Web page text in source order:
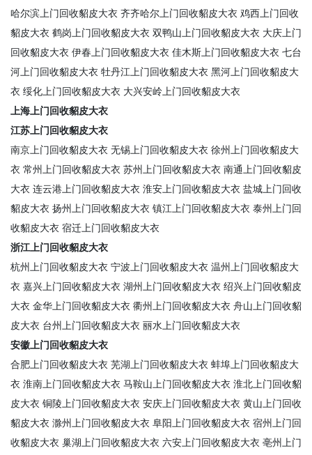
哈尔滨上门回收貂皮大衣 齐齐哈尔上门回收貂皮大衣 鸡西上门回收
貂皮大衣 鹤岗上门回收貂皮大衣 双鸭山上门回收貂皮大衣 大庆上门
回收貂皮大衣 伊春上门回收貂皮大衣 佳木斯上门回收貂皮大衣 七台
河上门回收貂皮大衣 牡丹江上门回收貂皮大衣 黑河上门回收貂皮大
衣 绥化上门回收貂皮大衣 大兴安岭上门回收貂皮大衣
上海上门回收貂皮大衣
江苏上门回收貂皮大衣
南京上门回收貂皮大衣 无锡上门回收貂皮大衣 徐州上门回收貂皮大
衣 常州上门回收貂皮大衣 苏州上门回收貂皮大衣 南通上门回收貂皮
大衣 连云港上门回收貂皮大衣 淮安上门回收貂皮大衣 盐城上门回收
貂皮大衣 扬州上门回收貂皮大衣 镇江上门回收貂皮大衣 泰州上门回
收貂皮大衣 宿迁上门回收貂皮大衣
浙江上门回收貂皮大衣
杭州上门回收貂皮大衣 宁波上门回收貂皮大衣 温州上门回收貂皮大
衣 嘉兴上门回收貂皮大衣 湖州上门回收貂皮大衣 绍兴上门回收貂皮
大衣 金华上门回收貂皮大衣 衢州上门回收貂皮大衣 舟山上门回收貂
皮大衣 台州上门回收貂皮大衣 丽水上门回收貂皮大衣
安徽上门回收貂皮大衣
合肥上门回收貂皮大衣 芜湖上门回收貂皮大衣 蚌埠上门回收貂皮大
衣 淮南上门回收貂皮大衣 马鞍山上门回收貂皮大衣 淮北上门回收貂
皮大衣 铜陵上门回收貂皮大衣 安庆上门回收貂皮大衣 黄山上门回收
貂皮大衣 滁州上门回收貂皮大衣 阜阳上门回收貂皮大衣 宿州上门回
收貂皮大衣 巢湖上门回收貂皮大衣 六安上门回收貂皮大衣 亳州上门